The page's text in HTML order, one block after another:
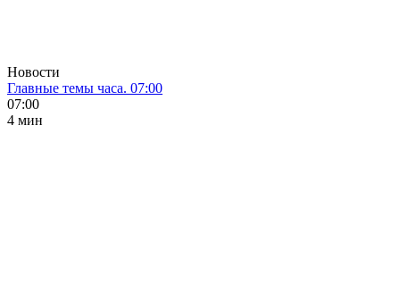
Новости
Главные темы часа. 07:00
07:00
4 мин